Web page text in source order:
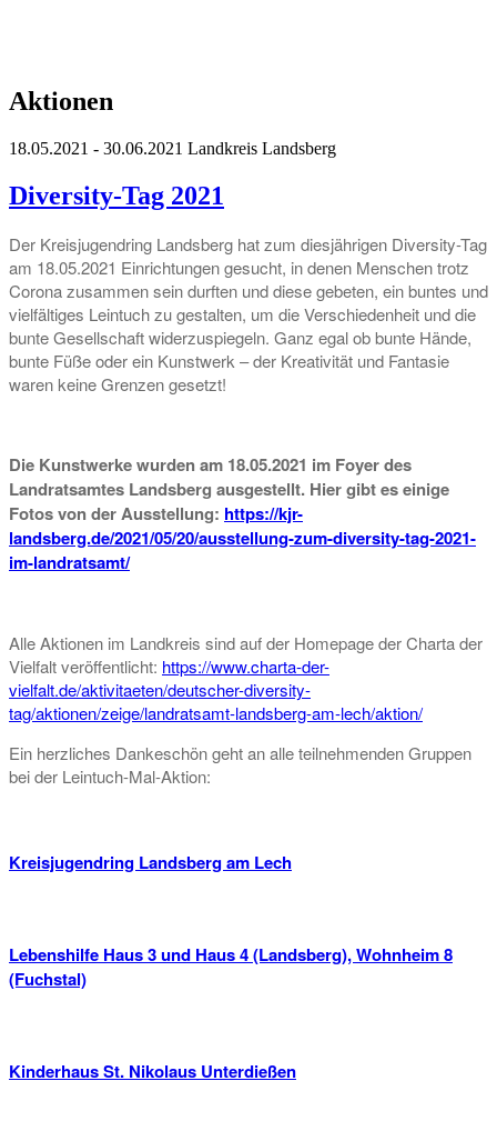
Aktionen
18.05.2021 - 30.06.2021 Landkreis Landsberg
Diversity-Tag 2021
Der Kreisjugendring Landsberg hat zum diesjährigen Diversity-Tag
am 18.05.2021 Einrichtungen gesucht, in denen Menschen trotz
Corona zusammen sein durften und diese gebeten, ein buntes und
vielfältiges Leintuch zu gestalten, um die Verschiedenheit und die
bunte Gesellschaft widerzuspiegeln. Ganz egal ob bunte Hände,
bunte Füße oder ein Kunstwerk – der Kreativität und Fantasie
waren keine Grenzen gesetzt!
Die Kunstwerke wurden am 18.05.2021 im Foyer des
Landratsamtes Landsberg ausgestellt. Hier gibt es einige
Fotos von der Ausstellung: https://kjr-
landsberg.de/2021/05/20/ausstellung-zum-diversity-tag-2021-
im-landratsamt/
Alle Aktionen im Landkreis sind auf der Homepage der Charta der
Vielfalt veröffentlicht: https://www.charta-der-
vielfalt.de/aktivitaeten/deutscher-diversity-
tag/aktionen/zeige/landratsamt-landsberg-am-lech/aktion/
Ein herzliches Dankeschön geht an alle teilnehmenden Gruppen
bei der Leintuch-Mal-Aktion:
Kreisjugendring Landsberg am Lech
Lebenshilfe Haus 3 und Haus 4 (Landsberg), Wohnheim 8
(Fuchstal)
Kinderhaus St. Nikolaus Unterdießen